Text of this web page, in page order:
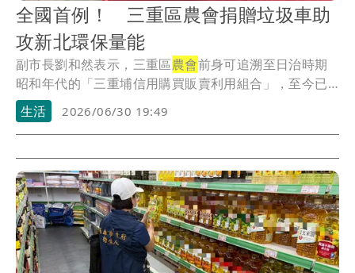
全國首例！ 三重區農會捐贈垃圾車助
攻新北環保量能
副市長劉和然表示，三重區農會前身可追溯至日治時期
昭和年代的「三重埔信用購買販賣利用組合」，至今已
有超...
生活 2026/06/30 19:49